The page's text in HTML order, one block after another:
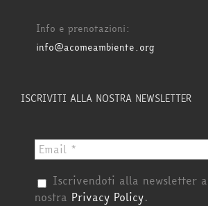
Info e prenotazioni:
info@acomeambiente.org
ISCRIVITI ALLA NOSTRA NEWSLETTER
Iscrivendoti alla newsletter
nostra Privacy Policy.